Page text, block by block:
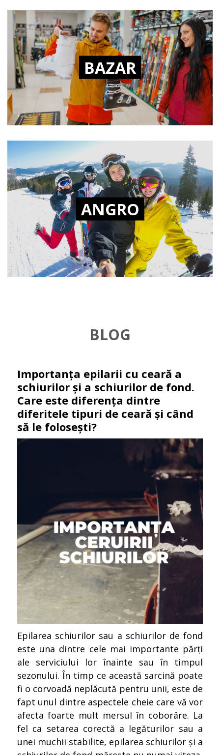
BAZAR
ANGRO
BLOG
Importanța epilarii cu ceară a
schiurilor și a schiurilor de fond.
Care este diferența dintre
diferitele tipuri de ceară și când
să le folosești?
Epilarea schiurilor sau a schiurilor de fond
este una dintre cele mai importante părți
ale serviciului lor înainte sau în timpul
sezonului. În timp ce această sarcină poate
fi o corvoadă neplăcută pentru unii, este de
fapt unul dintre aspectele cheie care vă vor
afecta foarte mult mersul în coborâre. La
fel ca setarea corectă a legăturilor sau a
unei muchii stabilite, epilarea schiurilor și a